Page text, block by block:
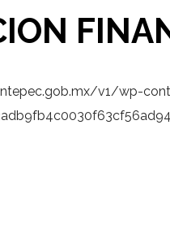
v1/wp-